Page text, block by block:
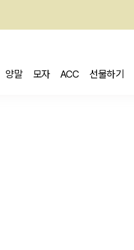
양말 모자 ACC 선물하기